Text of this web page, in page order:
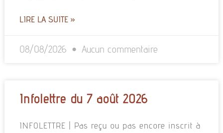
LIRE LA SUITE »
08/08/2026 Aucun commentaire
Infolettre du 7 août 2026
INFOLETTRE | Pas reçu ou pas encore inscrit à